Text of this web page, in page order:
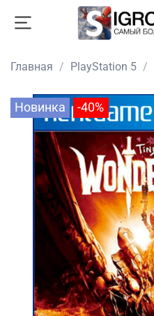
Главная PlayStation 5
Новинка -40%